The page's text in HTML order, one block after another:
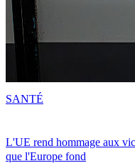
L'UE rend hommage aux
que l'Europe fond
SANTÉ